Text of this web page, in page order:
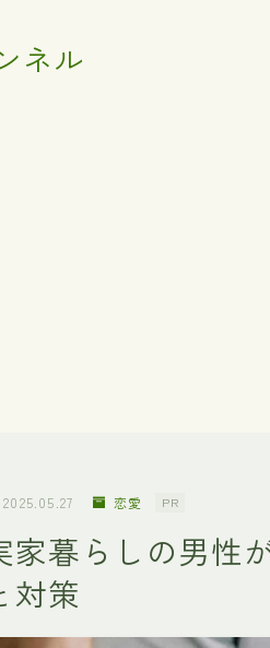
ネル
2025.05.27 恋愛 PR
家暮らしの男性
対策